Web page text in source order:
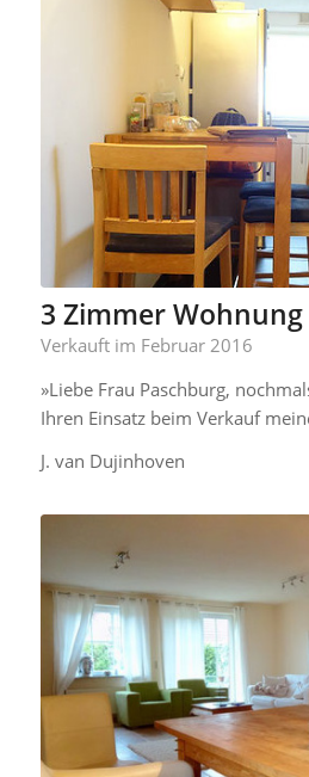
3 Zimmer
Verkauft im Februar 2016
»Liebe Frau Paschburg,
Ihren Einsatz beim Verkauf
J. van Dujinhoven